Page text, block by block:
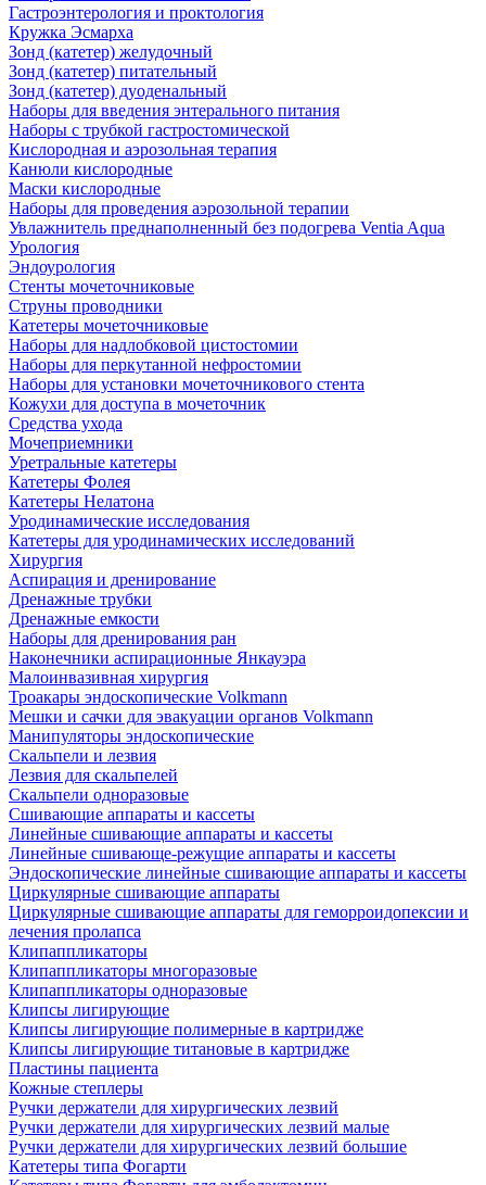
Гастроэнтерология и проктология
Кружка Эсмарха
Зонд (катетер) желудочный
Зонд (катетер) питательный
Зонд (катетер) дуоденальный
Наборы для введения энтерального питания
Наборы с трубкой гастростомической
Кислородная и аэрозольная терапия
Канюли кислородные
Маски кислородные
Наборы для проведения аэрозольной терапии
Увлажнитель преднаполненный без подогрева Ventia Aqua
Урология
Эндоурология
Стенты мочеточниковые
Струны проводники
Катетеры мочеточниковые
Наборы для надлобковой цистостомии
Наборы для перкутанной нефростомии
Наборы для установки мочеточникового стента
Кожухи для доступа в мочеточник
Средства ухода
Мочеприемники
Уретральные катетеры
Катетеры Фолея
Катетеры Нелатона
Уродинамические исследования
Катетеры для уродинамических исследований
Хирургия
Аспирация и дренирование
Дренажные трубки
Дренажные емкости
Наборы для дренирования ран
Наконечники аспирационные Янкауэра
Малоинвазивная хирургия
Троакары эндоскопические Volkmann
Мешки и сачки для эвакуации органов Volkmann
Манипуляторы эндоскопические
Скальпели и лезвия
Лезвия для скальпелей
Скальпели одноразовые
Сшивающие аппараты и кассеты
Линейные сшивающие аппараты и кассеты
Линейные сшивающе-режущие аппараты и кассеты
Эндоскопические линейные сшивающие аппараты и кассеты
Циркулярные сшивающие аппараты
Циркулярные сшивающие аппараты для геморроидопексии и
лечения пролапса
Клипаппликаторы
Клипаппликаторы многоразовые
Клипаппликаторы одноразовые
Клипсы лигирующие
Клипсы лигирующие полимерные в картридже
Клипсы лигирующие титановые в картридже
Пластины пациента
Кожные степлеры
Ручки держатели для хирургических лезвий
Ручки держатели для хирургических лезвий малые
Ручки держатели для хирургических лезвий большие
Катетеры типа Фогарти